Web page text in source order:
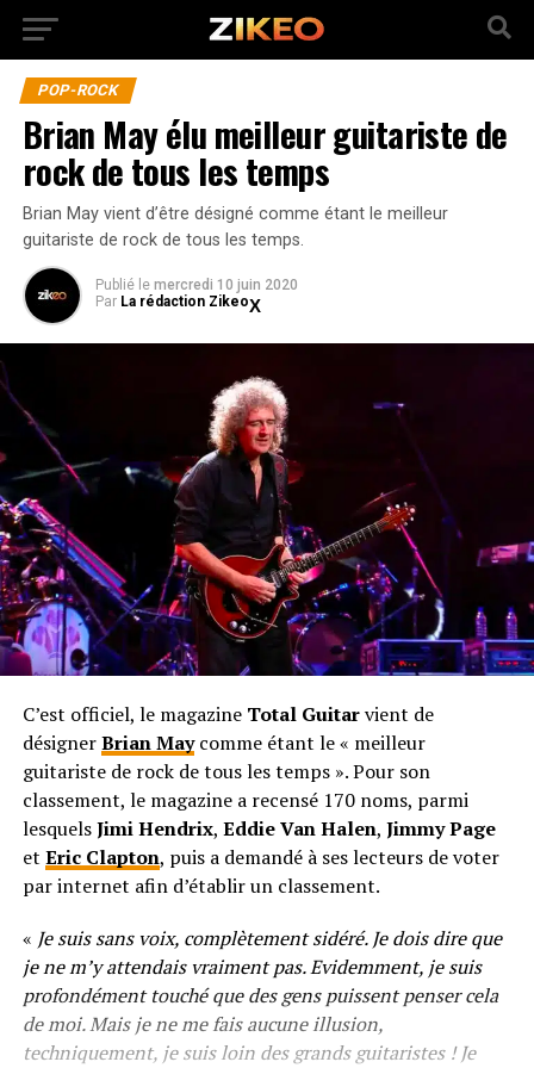
POP-ROCK
Brian May élu meilleur guitariste de
rock de tous les temps
Brian May vient d’être désigné comme étant le meilleur
guitariste de rock de tous les temps.
Publié le mercredi 10 juin 2020
Par La rédaction Zikeo
C’est officiel, le magazine Total Guitarvient de
désignerBrian Maycomme étant le « meilleur
guitariste de rock de tous les temps ». Pour son
classement, le magazine a recensé 170 noms, parmi
lesquelsJimi Hendrix, Eddie Van Halen, Jimmy Page
et Eric Clapton, puis a demandé à ses lecteurs de voter
par internet afin d’établir un classement.
« Je suis sans voix, complètement sidéré. Je dois dire que
je ne m’y attendais vraiment pas. Evidemment, je suis
profondément touché que des gens puissent penser cela
de moi. Mais je ne me fais aucune illusion,
techniquement, je suis loin des grands guitaristes ! Je